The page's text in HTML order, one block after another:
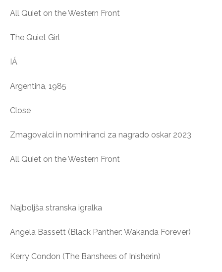
All Quiet on the Western Front
The Quiet Girl
IÁ
Argentina, 1985
Close
Zmagovalci in nominiranci za nagrado oskar 2023
All Quiet on the Western Front
Najboljša stranska igralka
Angela Bassett (Black Panther: Wakanda Forever)
Kerry Condon (The Banshees of Inisherin)